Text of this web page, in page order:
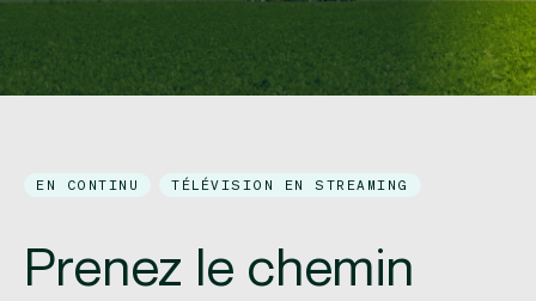
EN CONTINU TÉLÉVISION EN STREAMING
Prenez le chemin